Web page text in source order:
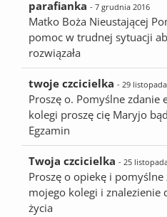
parafianka - 7 grudnia 2016
Matko Boża Nieustającej
pomoc w trudnej sytuacji
rozwiązała
twoje czcicielka - 29
Proszę o. Pomyślne zdanie
kolegi proszę cię Maryjo
Egzamin
Twoja czcicielka - 25
Proszę o opiekę i
mojego kolegi i znalezienie
życia